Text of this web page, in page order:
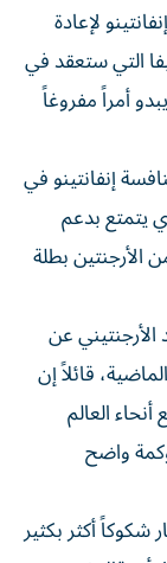
لإعادة
التي ستعقد في
أمراً مفروغاً
إنفانتينو في
يتمتع بدعم
الأرجنتين بطلة
​الأرجنتيني عن
قائلاً إن
‌العالم
واضح
شكوكاً أكثر بكثير